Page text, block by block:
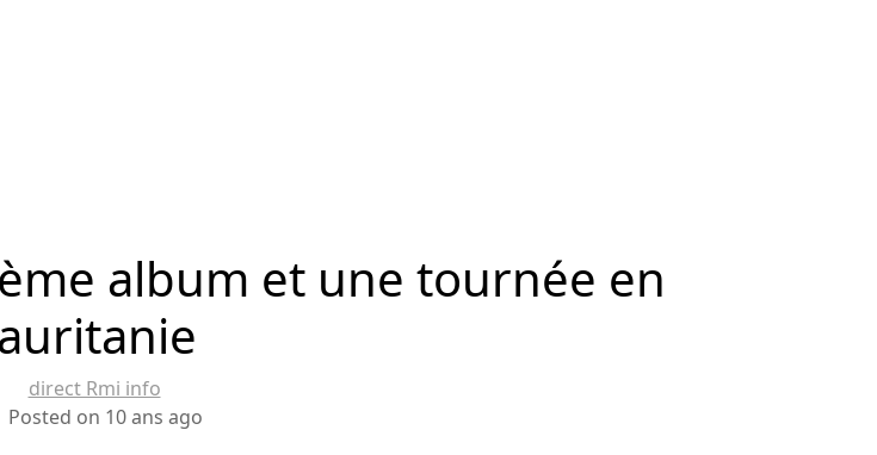
album et une tournée en
direct Rmi info
Posted on 10 ans ago